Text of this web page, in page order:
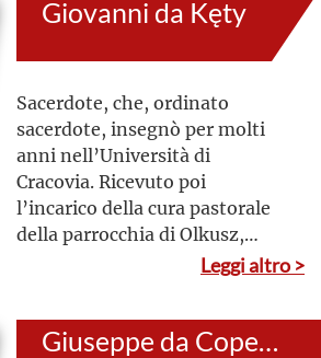
ancora oggi impegnati
nell'istruzione cristiana della
Giovanni da Kęty
Sacerdote, che, ordinato
sacerdote, insegnò per molti
anni nell’Università di
Cracovia. Ricevuto poi
l’incarico della cura pastorale
della parrocchia di Olkusz,
aggiunse alle sue virtù la
collaboratori e i discepoli un
Leggi altro >
Giuseppe da Copertino